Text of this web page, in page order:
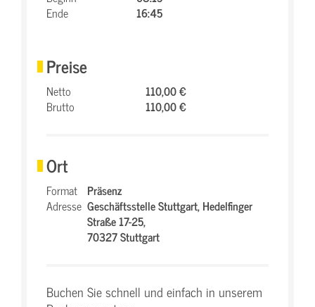
Ende
16:45
Preise
Netto
110,00 €
Brutto
110,00 €
Ort
Format Präsenz
Adresse Geschäftsstelle Stuttgart,Hedelfinger
Straße 17-25,
70327 Stuttgart
Buchen Sie schnell und einfach in unserem